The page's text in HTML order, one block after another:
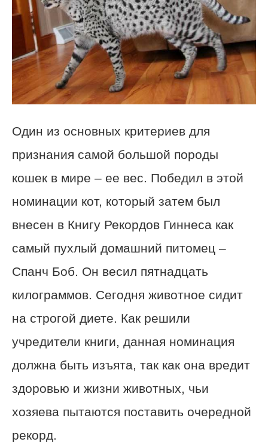
Один из основных критериев для
признания самой большой породы
кошек в мире – ее вес. Победил в этой
номинации кот, который затем был
внесен в Книгу Рекордов Гиннеса как
самый пухлый домашний питомец –
Спанч Боб. Он весил пятнадцать
килограммов. Сегодня животное сидит
на строгой диете. Как решили
учредители книги, данная номинация
должна быть изъята, так как она вредит
здоровью и жизни животных, чьи
хозяева пытаются поставить очередной
рекорд.